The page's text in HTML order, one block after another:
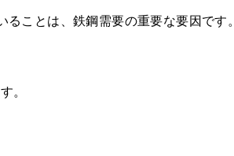
ことは、鉄鋼需要の重要な要因です。
。